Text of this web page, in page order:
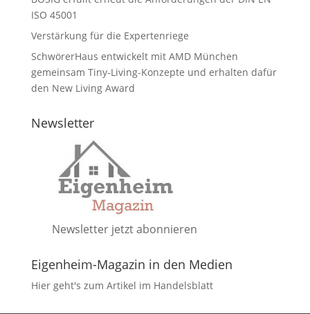
ISO 45001
Verstärkung für die Expertenriege
SchwörerHaus entwickelt mit AMD München
gemeinsam Tiny-Living-Konzepte und erhalten dafür
den New Living Award
Newsletter
Newsletter jetzt abonnieren
Eigenheim-Magazin in den Medien
Hier geht's zum Artikel im Handelsblatt